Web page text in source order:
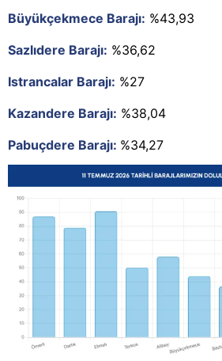
Büyükçekmece Barajı: %43,93
Sazlıdere Barajı: %36,62
Istrancalar Barajı: %27
Kazandere Barajı: %38,04
Pabuçdere Barajı: %34,27